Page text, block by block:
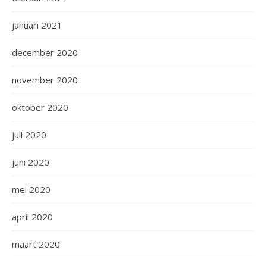
januari 2021
december 2020
november 2020
oktober 2020
juli 2020
juni 2020
mei 2020
april 2020
maart 2020